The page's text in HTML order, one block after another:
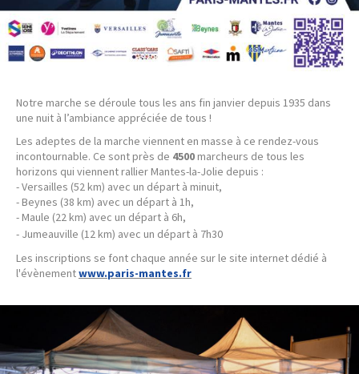
Notre marche se déroule tous les ans fin janvier depuis 1935 dans
une nuit à l’ambiance appréciée de tous !
Les adeptes de la marche viennent en masse à ce rendez-vous
incontournable. Ce sont près de 4500marcheurs de tous les
horizons qui viennent rallier Mantes-la-Jolie depuis :
- Versailles (52 km) avec un départ à minuit,
- Beynes (38 km) avec un départ à 1h,
- Maule (22 km) avec un départ à 6h,
- Jumeauville (12 km) avec un départ à 7h30
Les inscriptions se font chaque année sur le site internet dédié à
l'évènementwww.paris-mantes.fr